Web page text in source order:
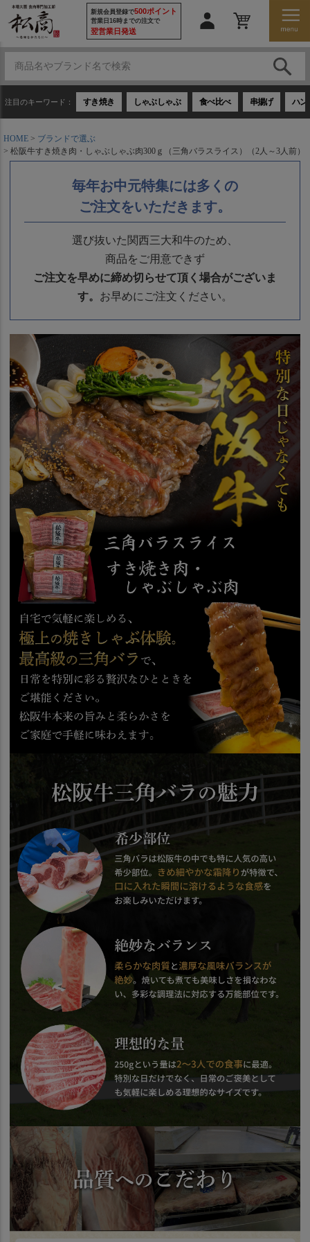
新規会員登録で500ポイント
営業日16時までの注文で
翌営業日発送
注目のキーワード： すき焼き しゃぶしゃぶ 食べ比べ 串揚げ ハン
HOME
ブランドで選ぶ
松阪牛すき焼き肉・しゃぶしゃぶ肉300ｇ（三角バラスライス）（2人～3人前）
毎年お中元特集には多くの
ご注文をいただきます。
選び抜いた関西三大和牛のため、
商品をご用意できず
ご注文を早めに締め切らせて頂く場合がございま
す。 お早めにご注文ください。